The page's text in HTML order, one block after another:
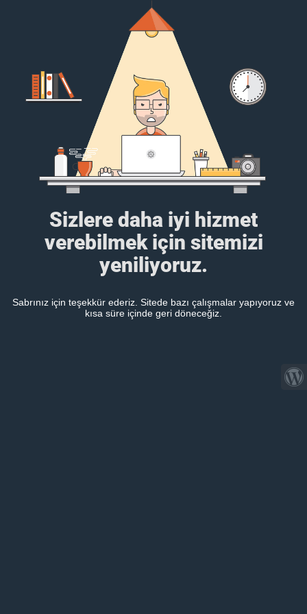
Sizlere daha iyi hizmet
verebilmek için sitemizi
yeniliyoruz.
Sabrınız için teşekkür ederiz. Sitede bazı çalışmalar yapıyoruz ve
kısa süre içinde geri döneceğiz.